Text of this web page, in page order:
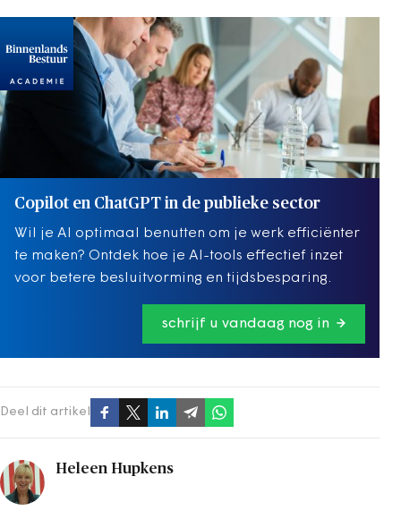
Copilot en ChatGPT in de publieke sector
Wil je AI optimaal benutten om je werk efficiënter
te maken? Ontdek hoe je AI-tools effectief inzet
voor betere besluitvorming en tijdsbesparing.
schrijf u vandaag nog in
Deel dit artikel
Heleen Hupkens